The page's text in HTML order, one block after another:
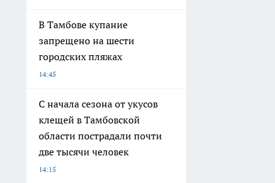
В Тамбове купание
запрещено на шести
городских пляжах
14:45
С начала сезона от укусов
клещей в Тамбовской
области пострадали почти
две тысячи человек
14:15